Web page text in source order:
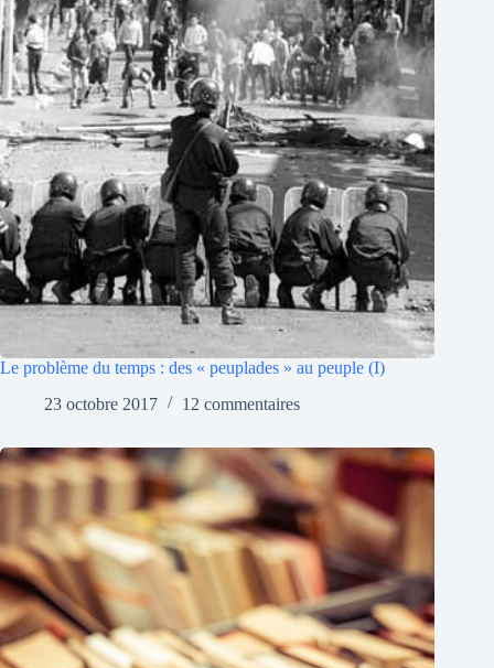
Le problème du temps : des « peuplades » au peuple (I)
23 octobre 2017
12 commentaires